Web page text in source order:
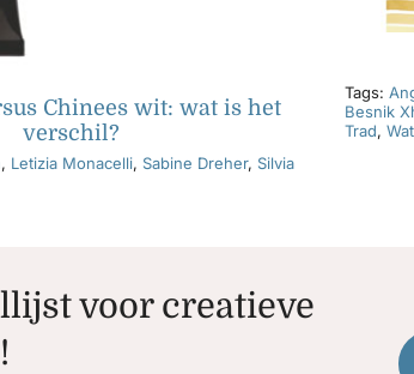
Chinees wit: wat is het
verschil?
, Letizia Monacelli, Sabine Dreher, Silvia
Tags:
Besnik
Trad,
voor creatieve